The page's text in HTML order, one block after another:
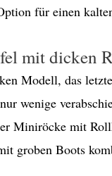
für einen
mit dicken
Modell, das
wenige
Miniröcke mit
groben Boots